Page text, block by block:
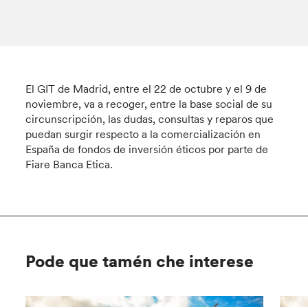
El GIT de Madrid, entre el 22 de octubre y el 9 de
noviembre, va a recoger, entre la base social de su
circunscripción, las dudas, consultas y reparos que
puedan surgir respecto a la comercialización en
España de fondos de inversión éticos por parte de
Fiare Banca Etica.
Pode que tamén che interese